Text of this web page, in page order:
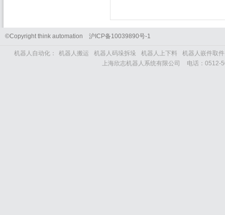
©Copyright think automation 沪ICP备10039890号-1
机器人自动化： 机器人搬运 机器人码垛拆垛 机器人上下料
机器人嵌件取件
上海欣志机器人系统有限公司
电话： 0512-